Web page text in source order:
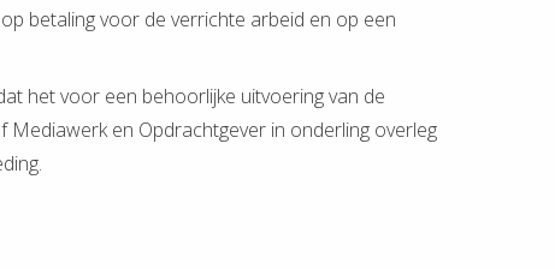
betaling voor de verrichte arbeid en op een
het voor een behoorlijke uitvoering van de
en Opdrachtgever in onderling overleg